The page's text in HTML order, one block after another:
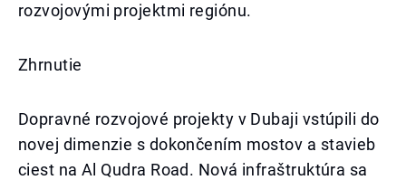
rozvojovými projektmi regiónu.
Zhrnutie
Dopravné rozvojové projekty v Dubaji vstúpili do
novej dimenzie s dokončením mostov a stavieb
ciest na Al Qudra Road. Nová infraštruktúra sa